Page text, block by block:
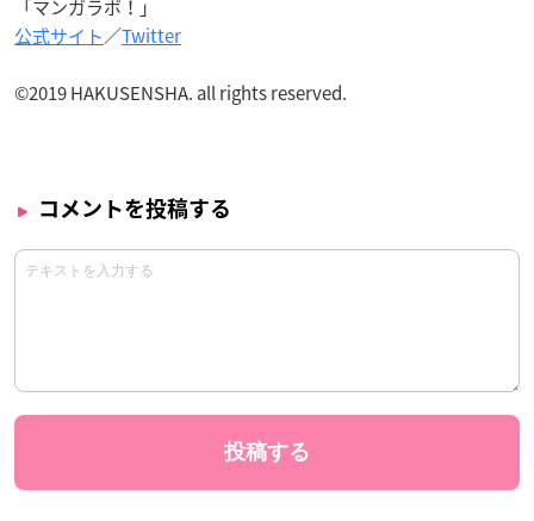
「マンガラボ！」
公式サイト／Twitter
©︎2019 HAKUSENSHA. all rights reserved.
コメントを投稿する